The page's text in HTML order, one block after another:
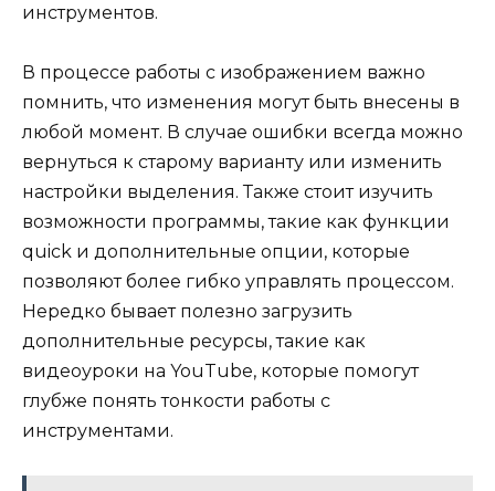
инструментов.
В процессе работы с изображением важно
помнить, что изменения могут быть внесены в
любой момент. В случае ошибки всегда можно
вернуться к старому варианту или изменить
настройки выделения. Также стоит изучить
возможности программы, такие как функции
quick и дополнительные опции, которые
позволяют более гибко управлять процессом.
Нередко бывает полезно загрузить
дополнительные ресурсы, такие как
видеоуроки на YouTube, которые помогут
глубже понять тонкости работы с
инструментами.